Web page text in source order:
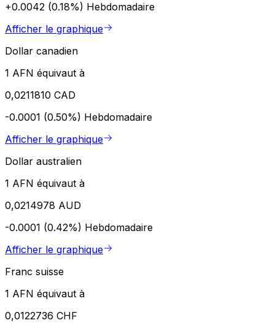
+0.0042 (0.18%) Hebdomadaire
Afficher le graphique
Dollar canadien
1 AFN équivaut à
0,0211810 CAD
-0.0001 (0.50%) Hebdomadaire
Afficher le graphique
Dollar australien
1 AFN équivaut à
0,0214978 AUD
-0.0001 (0.42%) Hebdomadaire
Afficher le graphique
Franc suisse
1 AFN équivaut à
0,0122736 CHF